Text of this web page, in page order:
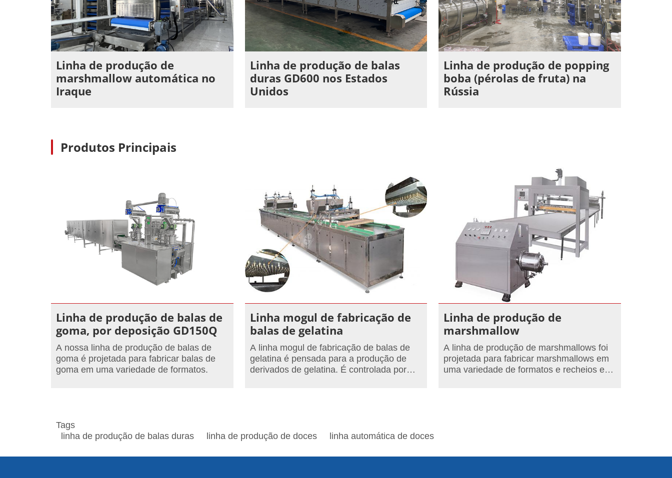
Linha de produção de
marshmallow automática no
Iraque
Linha de produção de balas
duras GD600 nos Estados
Unidos
Linha de produção de popping
boba (pérolas de fruta) na
Rússia
Produtos Principais
Linha de produção de balas de
goma, por deposição GD150Q
A nossa linha de produção de balas de
goma é projetada para fabricar balas de
goma em uma variedade de formatos.
Linha mogul de fabricação de
balas de gelatina
A linha mogul de fabricação de balas de
gelatina é pensada para a produção de
derivados de gelatina. É controlada por
Linha de produção de
marshmallow
A linha de produção de marshmallows foi
projetada para fabricar marshmallows em
uma variedade de formatos e recheios em
Tags
linha de produção de balas duras
linha de produção de doces linha automática de doces